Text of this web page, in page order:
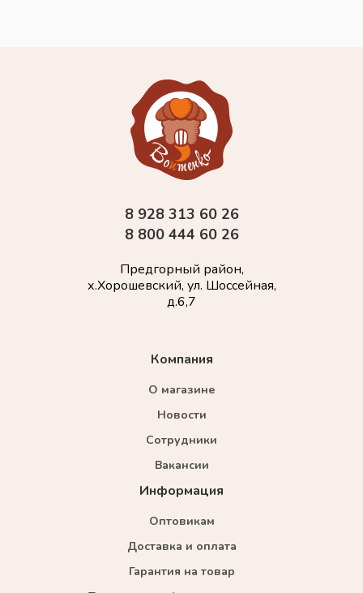
Компания
О магазине
Новости
Сотрудники
Вакансии
Информация
Оптовикам
Доставка и оплата
Гарантия на товар
8 928 313 60 26
8 800 444 60 26
Предгорный район,
х.Хорошевский, ул. Шоссейная,
д.6,7